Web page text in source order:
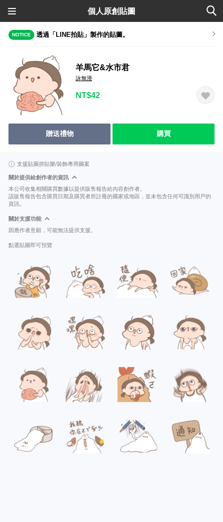
個人原創貼圖
NOTICE 透過「LINE拍貼」製作的貼圖。
羊馬它&水市君
詠無湮
NT$42
贈送禮物 購買
支援貼圖拼貼樂/裝飾專用圖案
關於提供給創作者的資訊
本公司收集相關購買數據以提供販售報告給內容創作者。
該販售報告包含購買日期及購買者所註冊的國家或地區，並未包含任何可識別用戶的
資訊。
關於支援功能
因應作者意願，可能無法提供支援。
點選貼圖即可預覽